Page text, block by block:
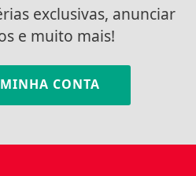
exclusivas, anunciar
e muito mais!
CONTA